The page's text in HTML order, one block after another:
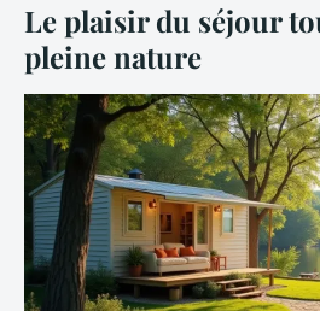
Le plaisir du séjour
pleine nature